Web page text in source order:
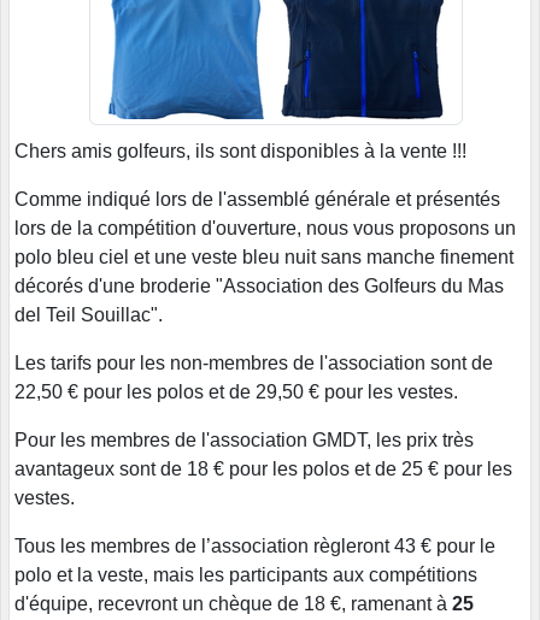
Chers amis golfeurs, ils sont disponibles à la vente !!!
Comme indiqué lors de l'assemblé générale et présentés
lors de la compétition d'ouverture, nous vous proposons un
polo bleu ciel et une veste bleu nuit sans manche finement
décorés d'une broderie "Association des Golfeurs du Mas
del Teil Souillac".
Les tarifs pour les non-membres de l'association sont de
22,50 € pour les polos et de 29,50 € pour les vestes.
Pour les membres de l'association GMDT, les prix très
avantageux sont de 18 € pour les polos et de 25 € pour les
vestes.
Tous les membres de l’association règleront 43 € pour le
polo et la veste, mais les participants aux compétitions
d'équipe, recevront un chèque de 18 €, ramenant à 25